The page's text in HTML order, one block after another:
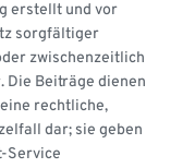
erstellt und vor
sorgfältiger
zwischenzeitlich
Die Beiträge dienen
rechtliche,
dar; sie geben
Service